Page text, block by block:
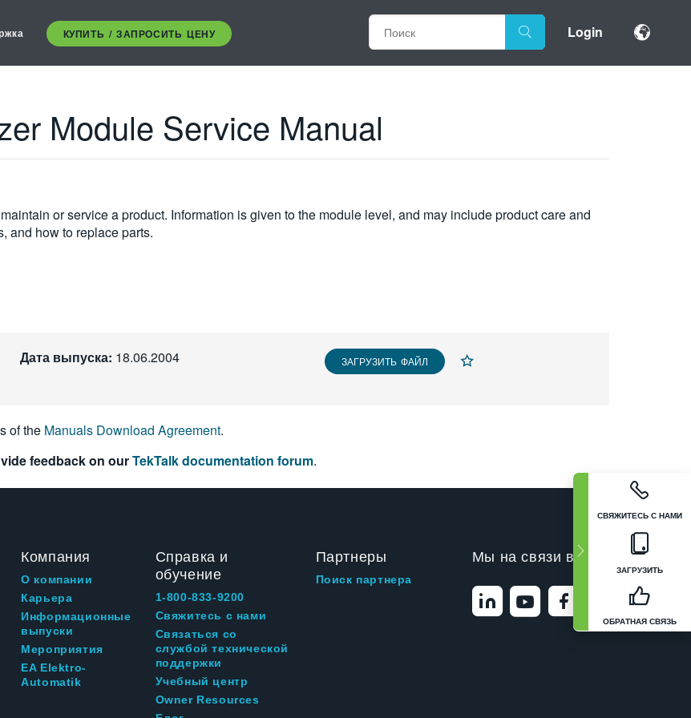
КУПИТЬ / ЗАПРОСИТЬ ЦЕНУ Login
СВЯЖИТЕСЬ С НАМИ
ЗАГРУЗИТЬ
ОБРАТНАЯ СВЯЗЬ
Module Service Manual
or service a product. Information is given to the module level, and may include product care and
and how to replace parts.
Дата выпуска: 18.06.2004 ЗАГРУЗИТЬ ФАЙЛ
of the Manuals Download Agreement.
feedback on ourTekTalk documentation forum.
Компания
О компании
Карьера
Информационные
выпуски
Мероприятия
EA Elektro-
Automatik
Справка и
обучение
1-800-833-9200
Свяжитесь с нами
Связаться со
службой технической
поддержки
Учебный центр
Owner Resources
Партнеры
Поиск партнера
Мы на связи в